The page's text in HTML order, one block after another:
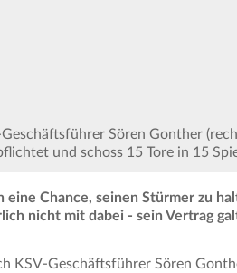
Sören Gonther
und schoss 15 Tore in 15
eine Chance, seinen Stürmer zu
nicht mit dabei - sein Vertrag
KSV-Geschäftsführer Sören